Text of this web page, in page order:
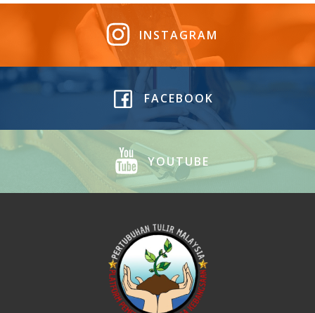
INSTAGRAM
FACEBOOK
YOUTUBE